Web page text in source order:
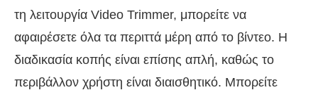
τη λειτουργία Video Trimmer, μπορείτε να
αφαιρέσετε όλα τα περιττά μέρη από το βίντεο. Η
διαδικασία κοπής είναι επίσης απλή, καθώς το
περιβάλλον χρήστη είναι διαισθητικό. Μπορείτε